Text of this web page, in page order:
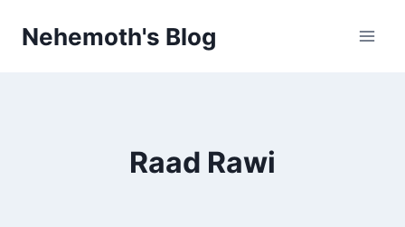
Nehemoth's Blog
Raad Rawi